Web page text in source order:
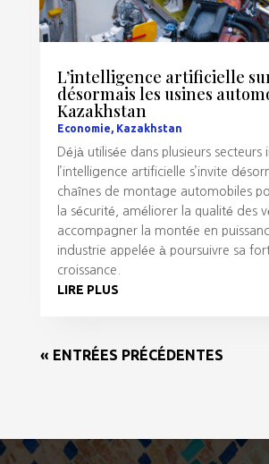
L’intelligence artificielle
désormais les usines
Kazakhstan
Economie, Kazakhstan
Déjà utilisée dans plusieurs secteurs
l’intelligence artificielle s’invite
chaînes de montage automobiles
la sécurité, améliorer la qualité des
accompagner la montée en
industrie appelée à poursuivre sa
croissance.
LIRE PLUS
« ENTRÉES PRÉCÉDENTES